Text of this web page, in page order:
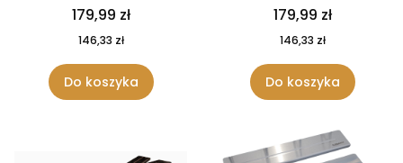
179,99 zł
146,33 zł
Do koszyka
179,99 zł
146,33 zł
Do koszyka